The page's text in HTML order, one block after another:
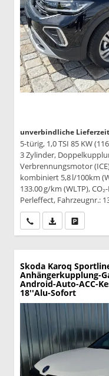
unverbindliche
5-türig, 1,0 TSI 85 KW
3 Zylinder,
Verbrennungsmotor
kombiniert 5,8 l/100km
133.00 g/km (WLTP),
Perleffect, Fahrzeugnr.:
Wir rufen Sie an
PDF-Datei,
Skoda Karoq
Anhängerkupplung-
Android-Auto-ACC-
18''Alu-Sofort